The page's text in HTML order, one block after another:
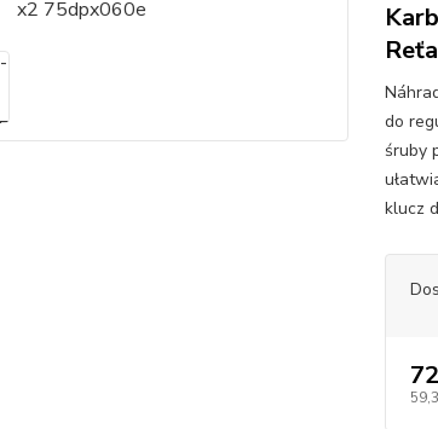
do
śruby
klucz